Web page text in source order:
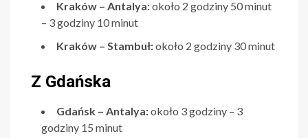
Kraków – Antalya:około 2 godziny 50 minut
– 3 godziny 10 minut
Kraków – Stambuł:około 2 godziny 30 minut
Z Gdańska
Gdańsk – Antalya:około 3 godziny – 3
godziny 15 minut